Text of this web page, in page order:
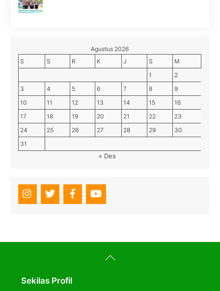
Agustus 2026
S
S R K J S
M
1
2
3
4 5 6 7 8
9
10
11 12 13 14 15
16
17
18 19 20 21 22
23
24
25 26 27 28 29
30
31
« Des
Back
To
Sekilas Profil